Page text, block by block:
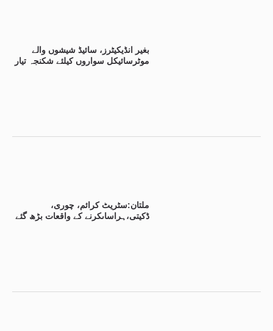
بغیر انڈیکیٹرز، سائیڈ شیشوں والے
موٹرسائیکل سواروں کیلئے شکنجہ تیار
ملتان:سٹریٹ کرائم، چوری،
ڈکیتی،ہراساںکرنے کے واقعات بڑھ گئے